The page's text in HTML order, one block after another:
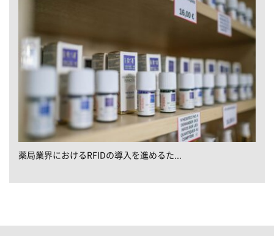
薬局業界におけるRFIDの導入を進めるた...